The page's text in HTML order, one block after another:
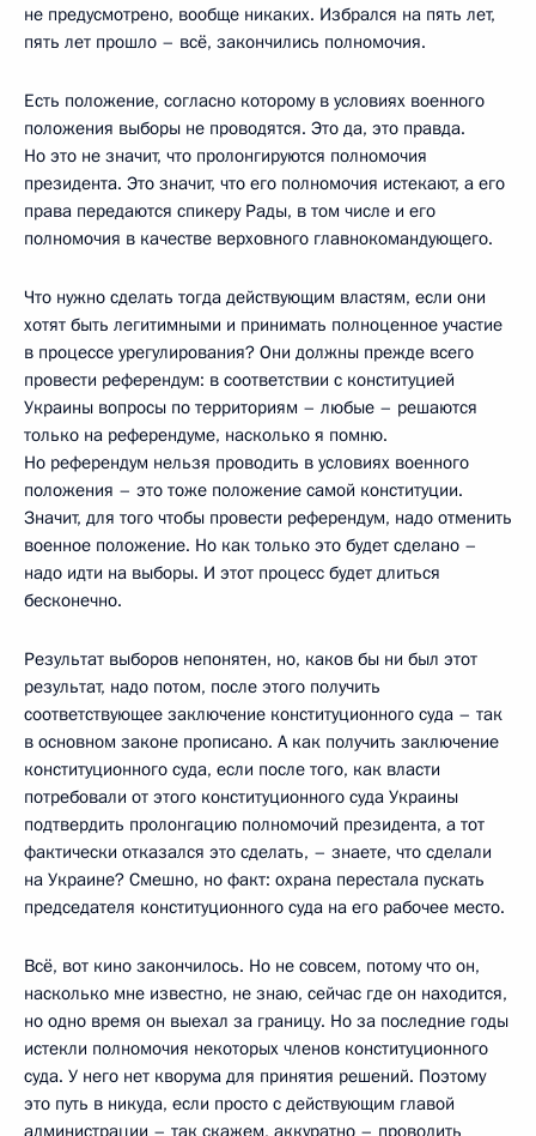
не предусмотрено, вообще никаких. Избрался на пять лет,
пять лет прошло – всё, закончились полномочия.
Есть положение, согласно которому в условиях военного
положения выборы не проводятся. Это да, это правда.
Но это не значит, что пролонгируются полномочия
президента. Это значит, что его полномочия истекают, а его
права передаются спикеру Рады, в том числе и его
полномочия в качестве верховного главнокомандующего.
Что нужно сделать тогда действующим властям, если они
хотят быть легитимными и принимать полноценное участие
в процессе урегулирования? Они должны прежде всего
провести референдум: в соответствии с конституцией
Украины вопросы по территориям – любые – решаются
только на референдуме, насколько я помню.
Но референдум нельзя проводить в условиях военного
положения – это тоже положение самой конституции.
Значит, для того чтобы провести референдум, надо отменить
военное положение. Но как только это будет сделано –
надо идти на выборы. И этот процесс будет длиться
бесконечно.
Результат выборов непонятен, но, каков бы ни был этот
результат, надо потом, после этого получить
соответствующее заключение конституционного суда – так
в основном законе прописано. А как получить заключение
конституционного суда, если после того, как власти
потребовали от этого конституционного суда Украины
подтвердить пролонгацию полномочий президента, а тот
фактически отказался это сделать, – знаете, что сделали
на Украине? Смешно, но факт: охрана перестала пускать
председателя конституционного суда на его рабочее место.
Всё, вот кино закончилось. Но не совсем, потому что он,
насколько мне известно, не знаю, сейчас где он находится,
но одно время он выехал за границу. Но за последние годы
истекли полномочия некоторых членов конституционного
суда. У него нет кворума для принятия решений. Поэтому
это путь в никуда, если просто с действующим главой
администрации – так скажем, аккуратно – проводить